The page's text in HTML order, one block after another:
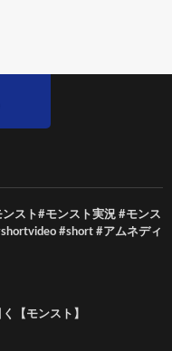
スト#モンスト実況 #モンス
#short #アムネディ
【モンスト】